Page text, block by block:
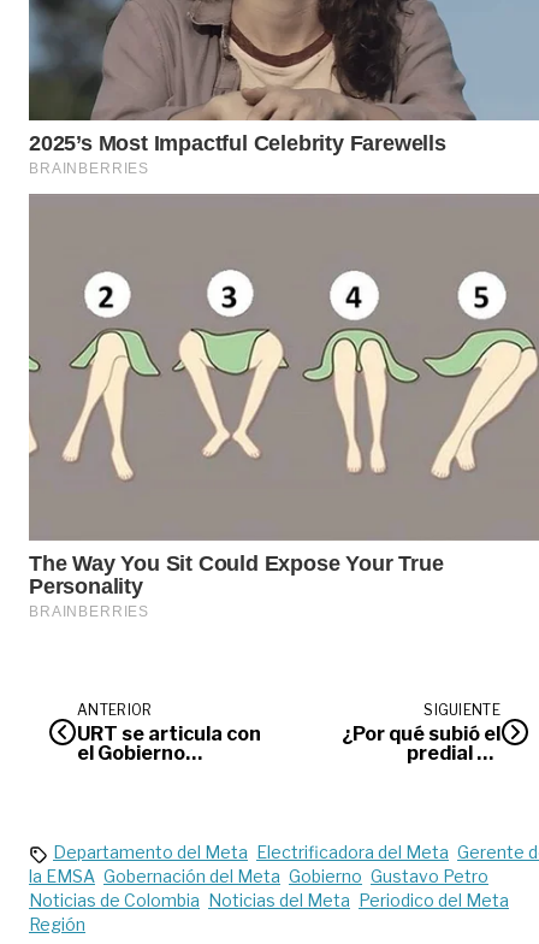
ANTERIOR
URT se articula con
el Gobierno
protección
territorial de la
Amazonía
SIGUIENTE
¿Por qué subió el
predial en
Departamento del Meta Electrificadora del Meta Gerente
la EMSA Gobernación del Meta Gobierno Gustavo Petro
Noticias de Colombia Noticias del Meta Periodico del Meta
Región